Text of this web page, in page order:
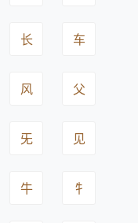
长 车
风 父
旡 见
牛 牜